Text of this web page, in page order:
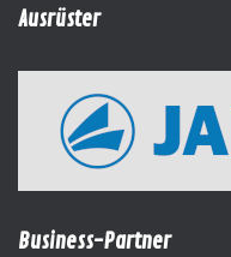
Ausrüster
Business-Partner